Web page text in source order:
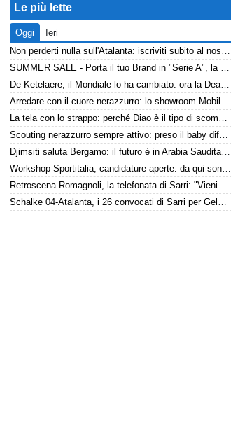
Le più lette
Oggi
Ieri
Non perderti nulla sull'Atalanta: iscriviti subito al nostro canale WhatsApp!
SUMMER SALE - Porta il tuo Brand in "Serie A", la tua azienda e professione titolare nel cuore dell'Atalanta
De Ketelaere, il Mondiale lo ha cambiato: ora la Dea riparte da lui
Arredare con il cuore nerazzurro: lo showroom Mobilmondo a Osio Sotto. Quando essere di fede atalantina conviene
La tela con lo strappo: perché Diao è il tipo di scommessa che Giuntoli ama
Scouting nerazzurro sempre attivo: preso il baby difensore 2010 Levačić
Djimsiti saluta Bergamo: il futuro è in Arabia Saudita! Tre milioni e firma biennale
Workshop Sportitalia, candidature aperte: da qui sono passate firme di Serie A
Retroscena Romagnoli, la telefonata di Sarri: "Vieni con me a Bergamo"
Schalke 04-Atalanta, i 26 convocati di Sarri per Gelsenkirchen